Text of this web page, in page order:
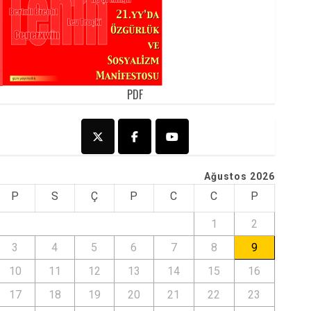
PDF
Ağustos 2026
P S Ç P C C P
1
2
3
4 5 6 7 8
9
10
11 12 13 14 15
16
17
18 19 20 21 22 23